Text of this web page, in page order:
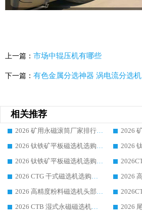
上一篇： 市场中辊压机有哪些
下一篇： 有色金属分选神器 涡电流分选机
相关推荐
2026 矿用永磁滚筒厂家排行榜选购干货指南 行业口碑标杆华体会手机网页版-华体会(中国) 实力出众
2026 钛铁矿平板磁选机选购全攻略 市场公认优质品牌厂家实力排行榜
2026 钛铁矿平板磁选机选购指南 行业口碑优选品牌生产企业实力排行榜
2026 CTG 干式磁选机选购指南|行业口碑靠谱生产厂家领域强者推荐
2026 高精度粉料磁选机头部厂家选购指南 行业口碑靠谱品牌推荐 领域强者华体会手机网页版-华体会(中国) 解析
2026 CTB 湿式永磁磁选机选购指南|行业口碑良好品牌推荐，领域强者华体会手机网页版-华体会(中国)